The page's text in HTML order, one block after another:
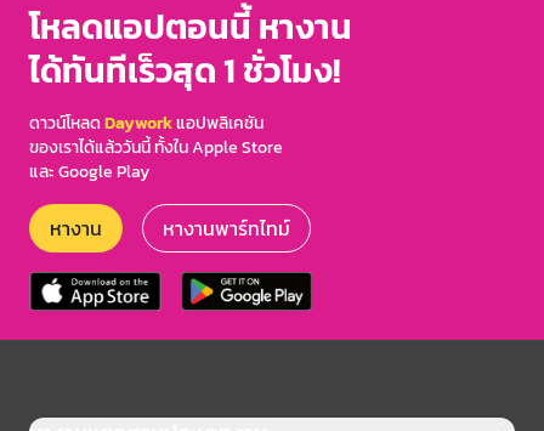
โหลดแอปตอนนี้ หางาน
ได้ทันทีเร็วสุด 1 ชั่วโมง!
ดาวน์โหลดDayworkแอปพลิเคชัน
ของเราได้แล้ววันนี้ ทั้งใน Apple Store
และ Google Play
หางาน หางานพาร์ทไทม์